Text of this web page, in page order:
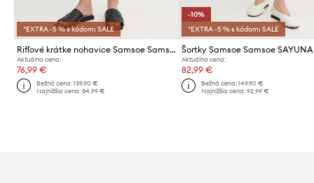
*EXTRA -5 % s kódom: SALE
Rifľové krátke nohavice Samsoe Samsoe SASHELLY
Aktuálna cena:
76,99 €
Bežná cena:139,90 €
Najnižšia cena:84,99 €
-10%
*EXTRA -5 % s kódom: SALE
Šortky Samsoe Samsoe SAYUNA
Aktuálna cena:
82,99 €
Bežná cena: 149,90 €
Najnižšia cena: 92,99 €